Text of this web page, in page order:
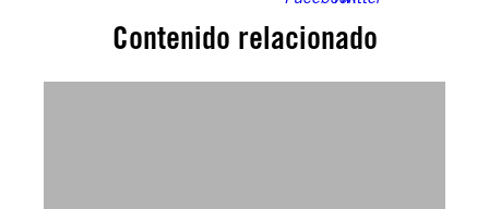
Contenido relacionado